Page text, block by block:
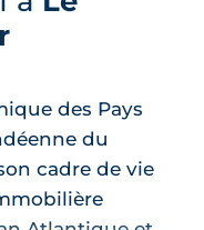
des Pays
du
cadre de vie